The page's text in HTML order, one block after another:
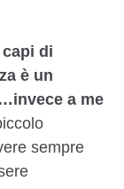
di
è un
a me
sempre